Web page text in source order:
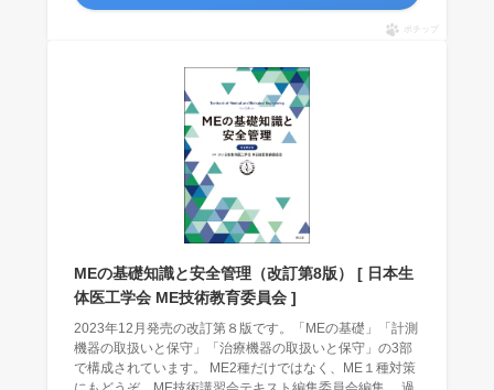
ポチップ
MEの基礎知識と安全管理（改訂第8版） [ 日本生
体医工学会 ME技術教育委員会 ]
2023年12月発売の改訂第８版です。「MEの基礎」「計測
機器の取扱いと保守」「治療機器の取扱いと保守」の3部
で構成されています。 ME2種だけではなく、ME１種対策